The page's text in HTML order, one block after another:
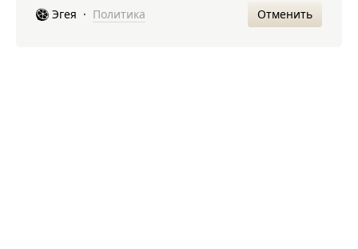
Эгея · Политика Отменить